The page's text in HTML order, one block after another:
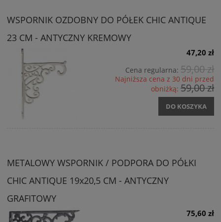
WSPORNIK OZDOBNY DO PÓŁEK CHIC ANTIQUE
23 CM - ANTYCZNY KREMOWY
47,20 zł
Cena regularna: 59,00 zł
Najniższa cena z 30 dni przed
obniżką: 59,00 zł
DO KOSZYKA
METALOWY WSPORNIK / PODPORA DO PÓŁKI
CHIC ANTIQUE 19x20,5 CM - ANTYCZNY
GRAFITOWY
75,60 zł